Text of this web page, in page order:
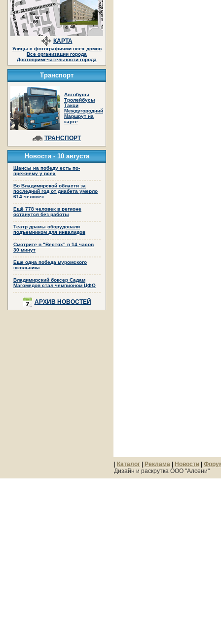
КАРТА
Улицы с фотографиями всех домов
Все организации города
Достопримечательности города
Транспорт
Автобусы
Тролейбусы
Такси
Междугородний
Маршрут на
карте
ТРАНСПОРТ
Новости -10 августа
Шансы на победу есть по-
прежнему у всех
Во Владимирской области за
последний год от диабета умерло
614 человек
Ещё 778 человек в регионе
останутся без работы
Театр драмы оборудовали
подъемником для инвалидов
Смотрите в "Вестях" в 14 часов
30 минут
Еще одна победа муромского
школьника
Владимирский боксер Садам
Магомедов стал чемпионом ЦФО
АРХИВ НОВОСТЕЙ
Каталог Реклама Новости
Дизайн и раскрутка ООО "Алсени"